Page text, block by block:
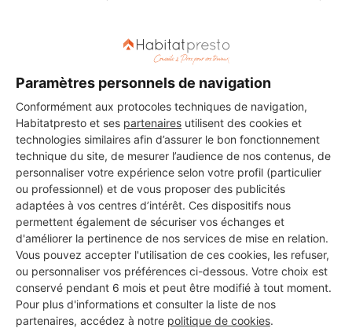
Paramètres personnels de navigation
Conformément aux protocoles techniques de navigation,
Habitatpresto et ses partenaires utilisent des cookies et
technologies similaires afin d’assurer le bon fonctionnement
technique du site, de mesurer l’audience de nos contenus, de
personnaliser votre expérience selon votre profil (particulier
ou professionnel) et de vous proposer des publicités
adaptées à vos centres d’intérêt. Ces dispositifs nous
permettent également de sécuriser vos échanges et
d'améliorer la pertinence de nos services de mise en relation.
Vous pouvez accepter l'utilisation de ces cookies, les refuser,
ou personnaliser vos préférences ci-dessous. Votre choix est
conservé pendant 6 mois et peut être modifié à tout moment.
Pour plus d'informations et consulter la liste de nos
partenaires, accédez à notre politique de cookies.
Aucun autre professionnel disponible dans cette zone
géographique.